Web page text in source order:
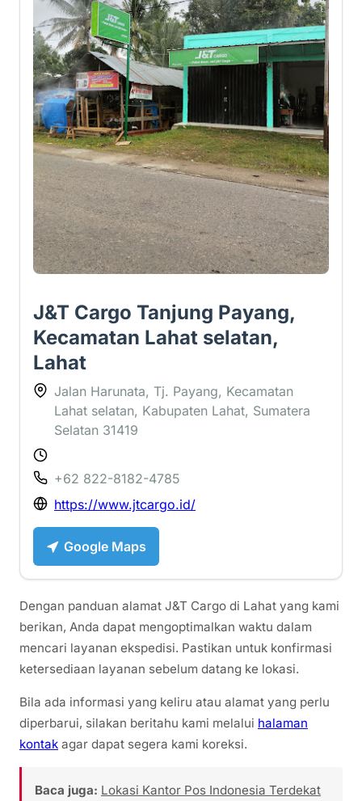
J&T Cargo Tanjung Payang,
Kecamatan Lahat selatan,
Lahat
Jalan Harunata, Tj. Payang, Kecamatan
Lahat selatan, Kabupaten Lahat, Sumatera
Selatan 31419
+62 822-8182-4785
https://www.jtcargo.id/
Google Maps
Dengan panduan alamat J&T Cargo di Lahat yang kami
berikan, Anda dapat mengoptimalkan waktu dalam
mencari layanan ekspedisi. Pastikan untuk konfirmasi
ketersediaan layanan sebelum datang ke lokasi.
Bila ada informasi yang keliru atau alamat yang perlu
diperbarui, silakan beritahu kami melalui halaman
kontak agar dapat segera kami koreksi.
Baca juga: Lokasi Kantor Pos Indonesia Terdekat